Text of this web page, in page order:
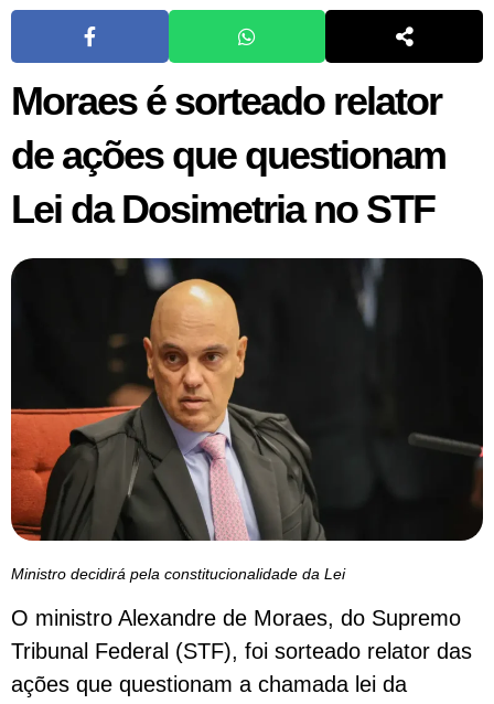
Moraes é sorteado relator
de ações que questionam
Lei da Dosimetria no STF
Ministro decidirá pela constitucionalidade da Lei
O ministro Alexandre de Moraes, do Supremo
Tribunal Federal (STF), foi sorteado relator das
ações que questionam a chamada lei da